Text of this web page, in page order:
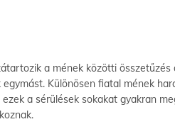
a mének közötti
Különösen fiatal mének
a sérülések sokakat gyakran